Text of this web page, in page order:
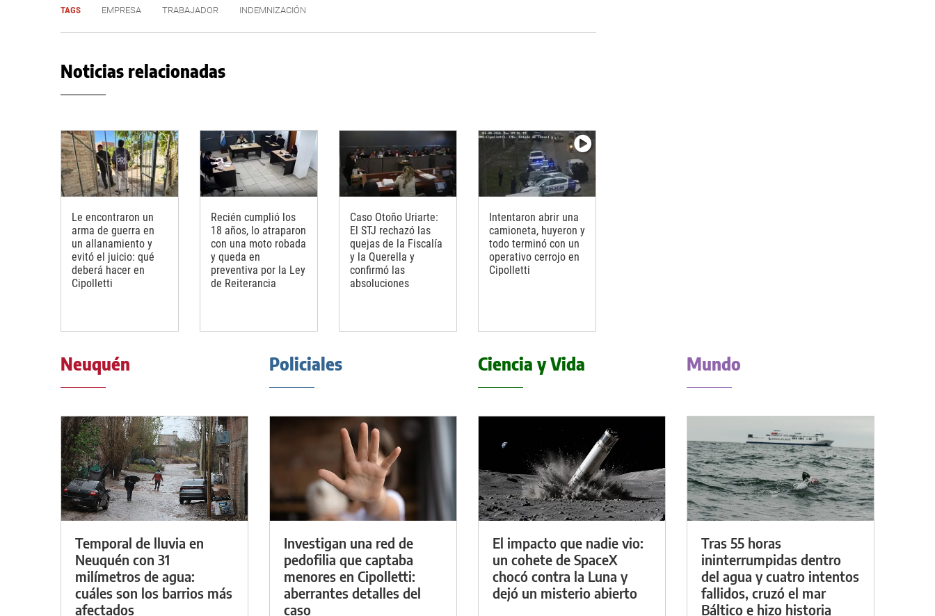
TAGS EMPRESA TRABAJADOR INDEMNIZACIÓN
Noticias relacionadas
Le encontraron un
arma de guerra en
un allanamiento y
evitó el juicio: qué
deberá hacer en
Cipolletti
Recién cumplió los
18 años, lo atraparon
con una moto robada
y queda en
preventiva por la Ley
de Reiterancia
Caso Otoño Uriarte:
El STJ rechazó las
quejas de la Fiscalía
y la Querella y
confirmó las
absoluciones
Intentaron abrir una
camioneta, huyeron y
todo terminó con un
operativo cerrojo en
Cipolletti
Neuquén
Temporal de lluvia en
Neuquén con 31
milímetros de agua:
cuáles son los barrios más
afectados
Policiales
Investigan una red de
pedofilia que captaba
menores en Cipolletti:
aberrantes detalles del
caso
Ciencia y Vida
El impacto que nadie vio:
un cohete de SpaceX
chocó contra la Luna y
dejó un misterio abierto
Mundo
Tras 55 horas
ininterrumpidas dentro
del agua y cuatro intentos
fallidos, cruzó el mar
Báltico e hizo historia